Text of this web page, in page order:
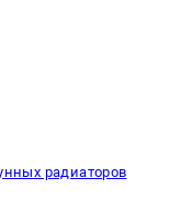
радиаторов